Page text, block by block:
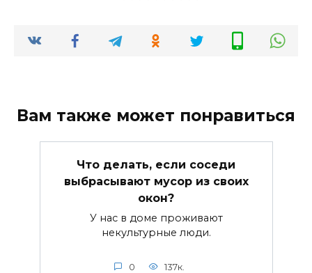
Вам также может понравиться
Что делать, если соседи
выбрасывают мусор из своих
окон?
У нас в доме проживают
некультурные люди.
0 137к.